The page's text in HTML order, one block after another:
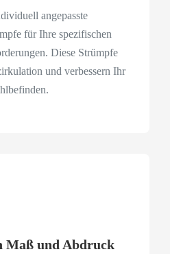
angepasste
für Ihre spezifischen
Diese Strümpfe
und verbessern Ihr
Maß und Abdruck